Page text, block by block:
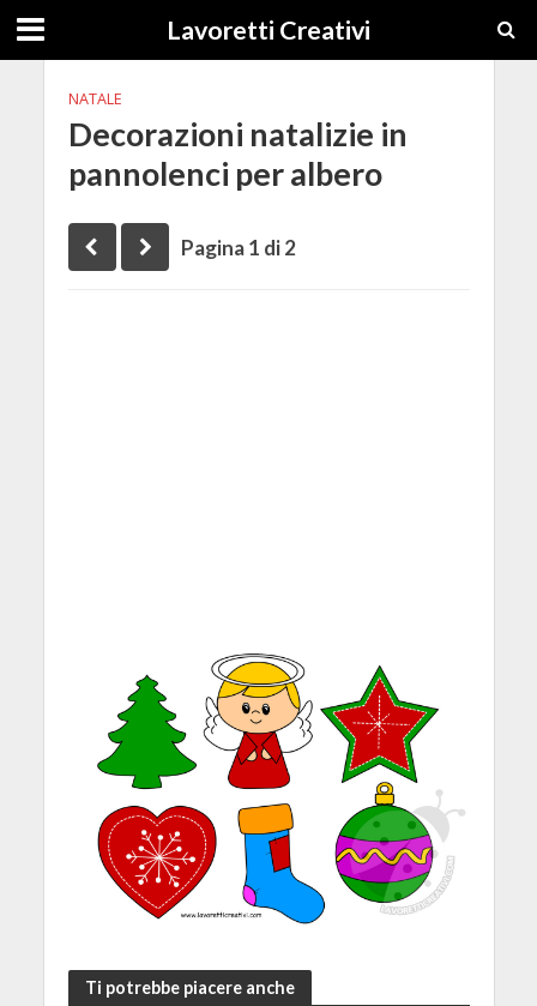
Lavoretti Creativi
NATALE
Decorazioni natalizie in
pannolenci per albero
Pagina 1 di 2
Ti potrebbe piacere anche